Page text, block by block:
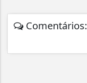
Comentários: